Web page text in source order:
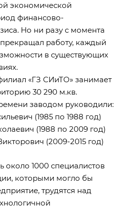
экономической
финансово-
Но ни разу с момента
работу, каждый
в существующих
«ГЗ СИиТО» занимает
30 290 м.кв.
заводом руководили:
(1985 по 1988 год)
(1988 по 2009 год)
(2009-2015 год)
около 1000 специалистов
которыми могло бы
трудятся над